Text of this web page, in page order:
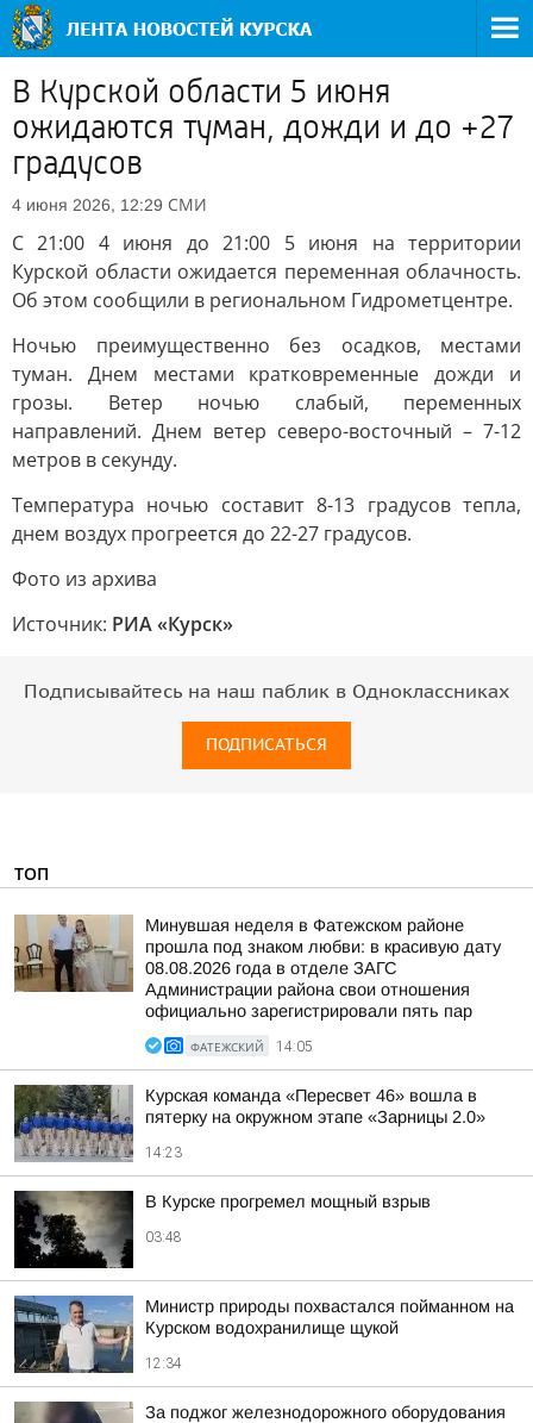
В Курской области 5 июня
ожидаются туман, дожди и до +27
градусов
4 июня 2026, 12:29 СМИ
С 21:00 4 июня до 21:00 5 июня на территории
Курской области ожидается переменная облачность.
Об этом сообщили в региональном Гидрометцентре.
Ночью преимущественно без осадков, местами
туман. Днем местами кратковременные дожди и
грозы. Ветер ночью слабый, переменных
направлений. Днем ветер северо-восточный – 7-12
метров в секунду.
Температура ночью составит 8-13 градусов тепла,
днем воздух прогреется до 22-27 градусов.
Фото из архива
Источник: РИА «Курск»
Подписывайтесь на наш паблик в Одноклассниках
ПОДПИСАТЬСЯ
ТОП
Минувшая неделя в Фатежском районе
прошла под знаком любви: в красивую дату
08.08.2026 года в отделе ЗАГС
Администрации района свои отношения
официально зарегистрировали пять пар
ФАТЕЖСКИЙ 14:05
Курская команда «Пересвет 46» вошла в
пятерку на окружном этапе «Зарницы 2.0»
14:23
В Курске прогремел мощный взрыв
03:48
Министр природы похвастался пойманном на
Курском водохранилище щукой
12:34
За поджог железнодорожного оборудования